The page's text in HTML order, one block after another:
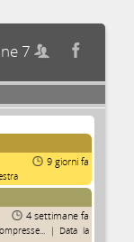
7 
9 giorni fa
4 settimane fa
| Data la